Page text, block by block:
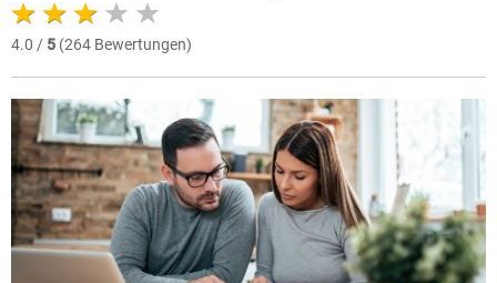
4.0 / 5 (264 Bewertungen)